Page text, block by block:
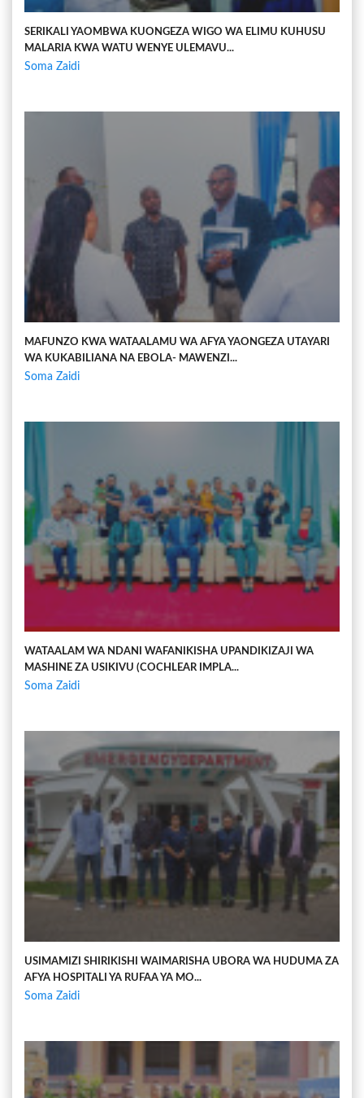
SERIKALI YAOMBWA KUONGEZA WIGO WA ELIMU KUHUSU
MALARIA KWA WATU WENYE ULEMAVU...
Soma Zaidi
MAFUNZO KWA WATAALAMU WA AFYA YAONGEZA UTAYARI
WA KUKABILIANA NA EBOLA- MAWENZI...
Soma Zaidi
WATAALAM WA NDANI WAFANIKISHA UPANDIKIZAJI WA
MASHINE ZA USIKIVU (COCHLEAR IMPLA...
Soma Zaidi
USIMAMIZI SHIRIKISHI WAIMARISHA UBORA WA HUDUMA ZA
AFYA HOSPITALI YA RUFAA YA MO...
Soma Zaidi